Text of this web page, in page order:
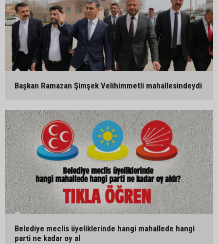
Başkan Ramazan Şimşek Velihimmetli mahallesindeydi
Belediye meclis üyeliklerinde hangi mahallede hangi
parti ne kadar oy al